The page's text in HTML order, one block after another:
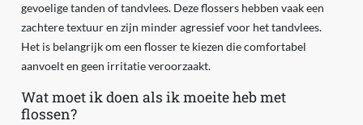
gevoelige tanden of tandvlees. Deze flossers hebben vaak een
zachtere textuur en zijn minder agressief voor het tandvlees.
Het is belangrijk om een flosser te kiezen die comfortabel
aanvoelt en geen irritatie veroorzaakt.
Wat moet ik doen als ik moeite heb met
flossen?